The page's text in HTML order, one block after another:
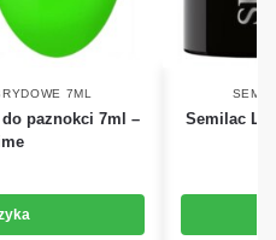
7ML
paznokci 7ml –
Semilac